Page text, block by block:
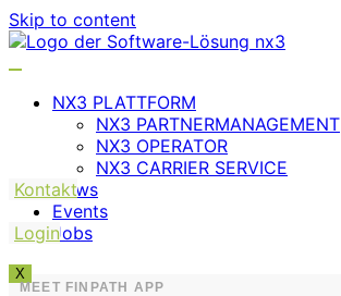
Skip to content
NX3 PLATTFORM
NX3 PARTNERMANAGEMENT
NX3 OPERATOR
NX3 CARRIER SERVICE
News
Events
Jobs
X
Kontakt
Login
MEET FINPATH APP